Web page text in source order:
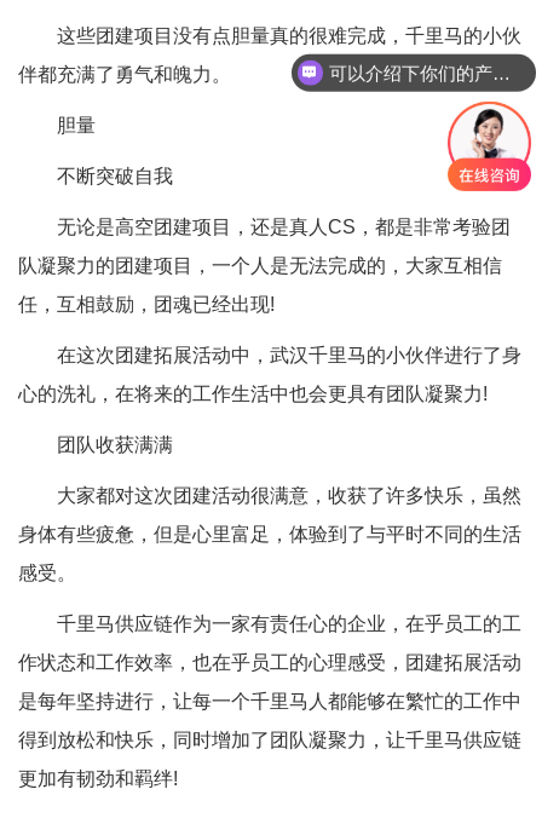
这些团建项目没有点胆量真的很难完成，千里马的小伙
伴都充满了勇气和魄力。
胆量
不断突破自我
无论是高空团建项目，还是真人CS，都是非常考验团
队凝聚力的团建项目，一个人是无法完成的，大家互相信
任，互相鼓励，团魂已经出现!
在这次团建拓展活动中，武汉千里马的小伙伴进行了身
心的洗礼，在将来的工作生活中也会更具有团队凝聚力!
团队收获满满
大家都对这次团建活动很满意，收获了许多快乐，虽然
身体有些疲惫，但是心里富足，体验到了与平时不同的生活
感受。
千里马供应链作为一家有责任心的企业，在乎员工的工
作状态和工作效率，也在乎员工的心理感受，团建拓展活动
是每年坚持进行，让每一个千里马人都能够在繁忙的工作中
得到放松和快乐，同时增加了团队凝聚力，让千里马供应链
更加有韧劲和羁绊!
可以介绍下你们的产品么